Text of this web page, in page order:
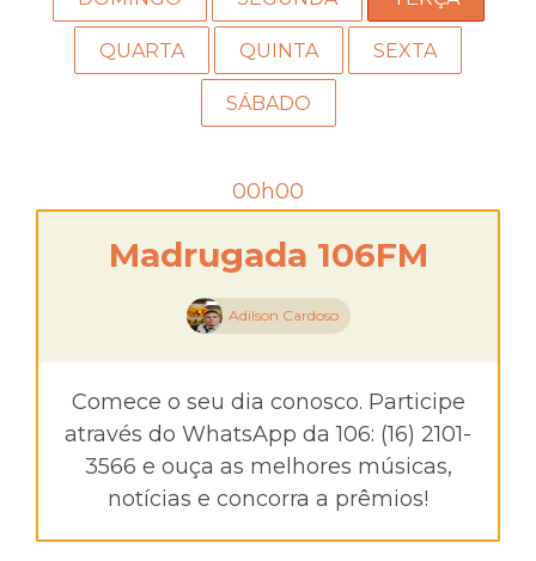
QUARTA QUINTA SEXTA
SÁBADO
00h00
Madrugada 106FM
Adilson Cardoso
Comece o seu dia conosco. Participe
através do WhatsApp da 106: (16) 2101-
3566 e ouça as melhores músicas,
notícias e concorra a prêmios!